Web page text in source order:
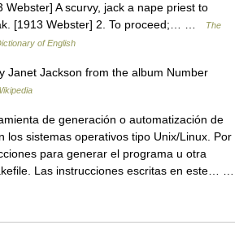
Webster] A scurvy, jack a nape priest to
[1913 Webster] 2. To proceed;… …
The
of English
Janet Jackson from the album Number
de generación o automatización de
los sistemas operativos tipo Unix/Linux. Por
para generar el programa u otra
Las instrucciones escritas en este… …